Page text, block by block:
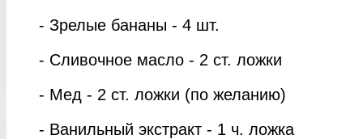
- Зрелые бананы - 4 шт.
- Сливочное масло - 2 ст. ложки
- Мед - 2 ст. ложки (по желанию)
- Ванильный экстракт - 1 ч. ложка